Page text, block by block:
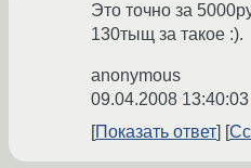
Это точно за
130тыщ за такое :).
anonymous
09.04.2008
Показать ответ